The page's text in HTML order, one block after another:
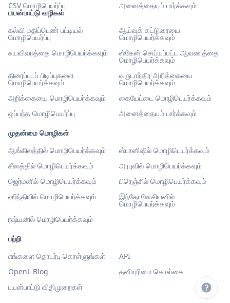
பயன்பாட்டு வழிகள்
கல்வி மதிப்பெண் பட்டியல்
மொழிபெயர்ப்பு
ஆய்வுக் கட்டுரையை
மொழிபெயர்க்கவும்
சுயவிவரத்தை மொழிபெயர்க்கவும்
ஸ்கேன் செய்யப்பட்ட ஆவணத்தை
மொழிபெயர்க்கவும்
திரைப்படப் பிடிப்புகளை
மொழிபெயர்க்கவும்
வருடாந்திர அறிக்கையை
மொழிபெயர்க்கவும்
அறிக்கையை மொழிபெயர்க்கவும்
கையேட்டை மொழிபெயர்க்கவும்
ஒப்பந்த மொழிபெயர்ப்பு
அனைத்தையும் பார்க்கவும்
முதன்மை மொழிகள்
ஆங்கிலத்தில் மொழிபெயர்க்கவும்
ஸ்பானிஷில் மொழிபெயர்க்கவும்
சீனத்தில் மொழிபெயர்க்கவும்
அரபுவில் மொழிபெயர்க்கவும்
ஜெர்மனில் மொழிபெயர்க்கவும்
பிரெஞ்சில் மொழிபெயர்க்கவும்
ஹிந்தியில் மொழிபெயர்க்கவும்
இந்தோனேசியனில்
மொழிபெயர்க்கவும்
ரஷ்யனில் மொழிபெயர்க்கவும்
CSV மொழிபெயர்ப்பு
அனைத்தையும் பார்க்கவும்
பற்றி
எங்களை தொடர்பு கொள்ளுங்கள்
API
OpenL Blog
தனியுரிமை கொள்கை
பயன்பாட்டு விதிமுறைகள்